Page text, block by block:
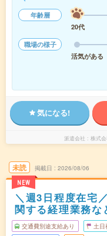
年齢層
20代
職場の様子
活気がある
気になる!
派遣会社 株式
未読
NEW
掲載日 2026/08/06
＼週3日程度在宅
関する経理業務な
交通費別途支給あり 土日